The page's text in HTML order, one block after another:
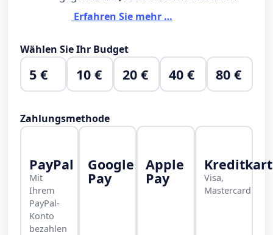
Erfahren Sie mehr …
Wählen Sie Ihr Budget
5 € 10 € 20 € 40 € 80 €
Zahlungsmethode
PayPal
Mit
Ihrem
PayPal-
Konto
bezahlen
Google
Pay
Apple
Pay
Visa,
Mastercard